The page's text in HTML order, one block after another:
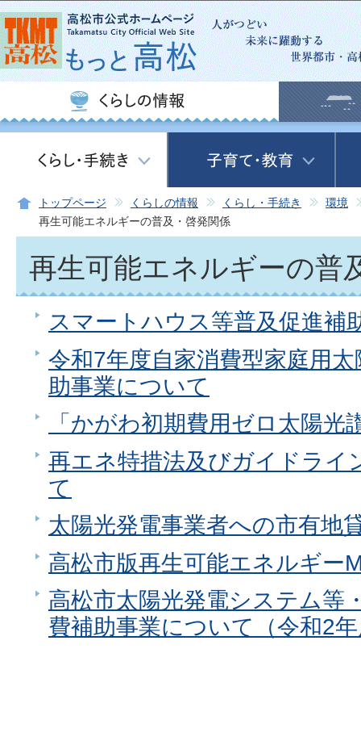
この
トップページ くらしの情報 くらし・手続き
環境
再生可能エネルギーの普及・啓発関係
再生可能エネルギーの普
スマートハウス等普及促進補
令和7年度自家消費型家庭用
助事業について
「かがわ初期費用ゼロ太陽
再エネ特措法及びガイドライ
て
太陽光発電事業者への市有地
高松市版再生可能エネルギー
高松市太陽光発電システム等
費補助事業について（令和2